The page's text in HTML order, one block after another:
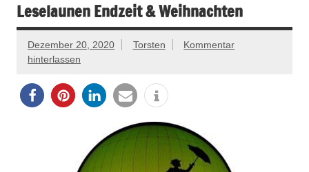
Leselaunen Endzeit & Weihnachten
Dezember 20, 2020 Torsten
Kommentar
hinterlassen